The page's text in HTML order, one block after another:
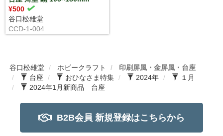
¥500
谷口松雄堂
CCD-1-004
谷口松雄堂 ホビークラフト
印刷屏風・金屏風・台座
台座
おひなさま特集 2024年
１月
2024年1月新商品 台座
B2B会員 新規登録はこちらから